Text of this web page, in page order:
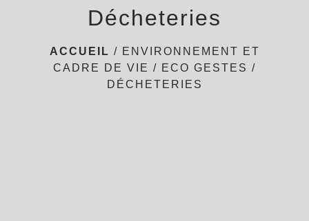
Décheteries
ACCUEIL / ENVIRONNEMENT ET
CADRE DE VIE / ECO GESTES /
DÉCHETERIES